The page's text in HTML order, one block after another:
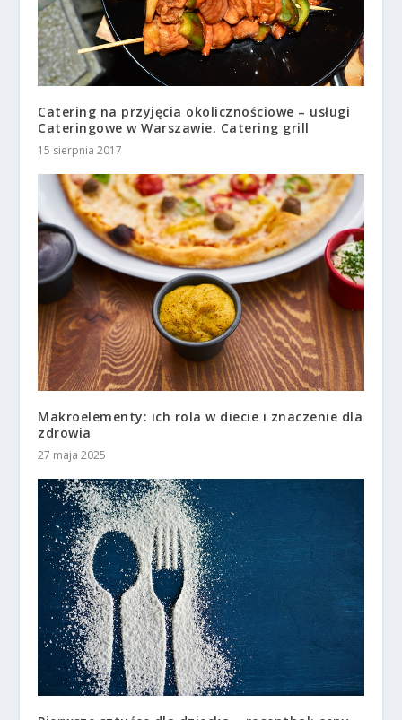
Catering na przyjęcia okolicznościowe – usługi
Cateringowe w Warszawie. Catering grill
15 sierpnia 2017
Makroelementy: ich rola w diecie i znaczenie dla
zdrowia
27 maja 2025